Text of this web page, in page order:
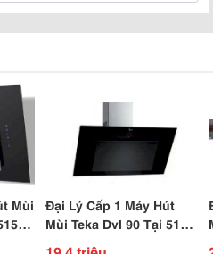
Mùi
Đại Lý Cấp 1 Máy Hút
Mùi Teka Dvl 90 Tại 515-
Hoàng Văn Thụ-Tân